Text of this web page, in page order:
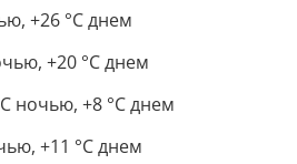
+26 °C днем
+20 °C днем
ночью, +8 °С днем
+11 °C днем